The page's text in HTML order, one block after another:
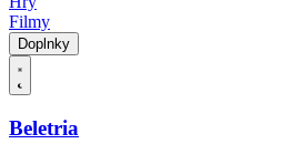
Filmy
Doplnky
Beletria